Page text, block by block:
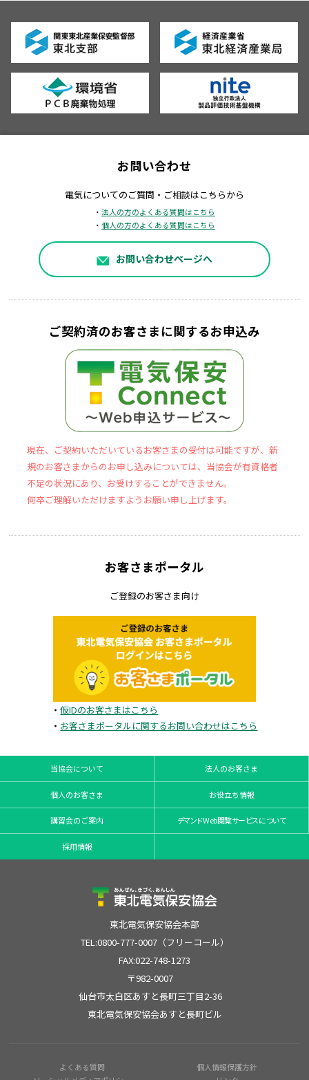
お問い合わせ
電気についてのご質問・ご相談はこちらから
・ 法人の方のよくある質問はこちら
・ 個人の方のよくある質問はこちら
お問い合わせページへ
ご契約済のお客さまに関するお申込み
現在、ご契約いただいているお客さまの受付は可能ですが、新
規のお客さまからのお申し込みについては、当協会が有資格者
不足の状況にあり、お受けすることができません。
何卒ご理解いただけますようお願い申し上げます。
お客さまポータル
ご登録のお客さま向け
・仮IDのお客さまはこちら
・ お客さまポータルに関するお問い合わせはこちら
当協会について 法人のお客さま
個人のお客さま お役立ち情報
講習会のご案内 デマンドWeb閲覧サービスについて
採用情報
東北電気保安協会本部
TEL:0800-777-0007（フリーコール）
FAX:022-748-1273
〒982-0007
仙台市太白区あすと長町三丁目2-36
東北電気保安協会あすと長町ビル
よくある質問
個人情報保護方針